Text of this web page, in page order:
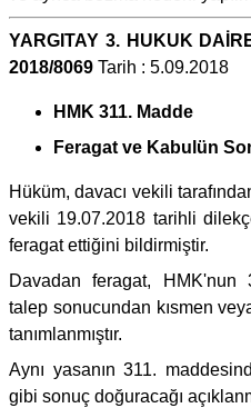
YARGITAY 3. HUKUK
2018/8069 Tarih : 5.09.2018
HMK 311. Madde
Feragat ve Kabulün
Hüküm, davacı vekili
vekili 19.07.2018 tarihli
feragat ettiğini bildirmiştir.
Davadan feragat, HMK'nun
talep sonucundan kısmen
tanımlanmıştır.
Aynı yasanın 311.
gibi sonuç doğuracağı